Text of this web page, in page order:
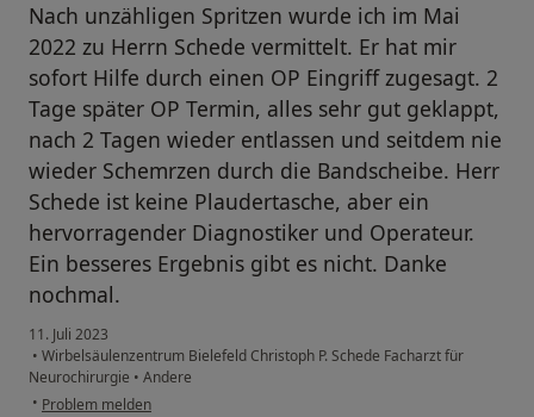
Nach unzähligen Spritzen wurde ich im Mai
2022 zu Herrn Schede vermittelt. Er hat mir
sofort Hilfe durch einen OP Eingriff zugesagt. 2
Tage später OP Termin, alles sehr gut geklappt,
nach 2 Tagen wieder entlassen und seitdem nie
wieder Schemrzen durch die Bandscheibe. Herr
Schede ist keine Plaudertasche, aber ein
hervorragender Diagnostiker und Operateur.
Ein besseres Ergebnis gibt es nicht. Danke
nochmal.
11. Juli 2023
• Wirbelsäulenzentrum Bielefeld Christoph P. Schede Facharzt für
Neurochirurgie • Andere
• Problem melden